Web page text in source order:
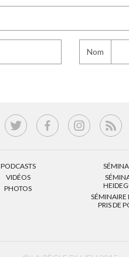
Nom
PODCASTS
VIDÉOS
PHOTOS
SÉMINAIRE
PRIS DE